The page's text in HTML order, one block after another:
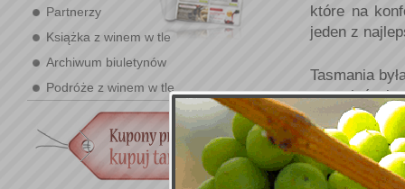
Partnerzy
Książka z winem w tle
Archiwum biuletynów
Podróże z winem w tle
które na
jeden z
Tasmania
uprawiać
Victorii i
koło Hobart
komercyjną
już w